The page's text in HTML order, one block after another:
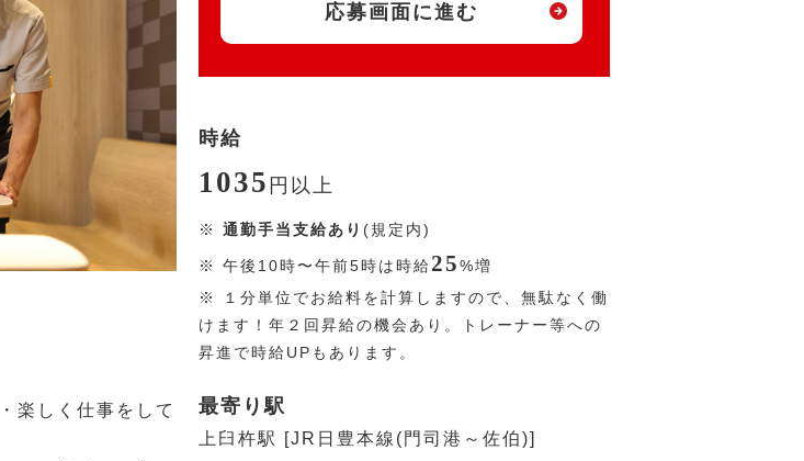
楽しく仕事をして
応募画面に進む
時給
1035 円 以上
※ 通勤手当支給あり (規定内)
※ 午後10時〜午前5時は時給25%増
※
１分単位でお給料を計算しますので、無駄なく働
けます！年２回昇給の機会あり。トレーナー等への
昇進で時給UPもあります。
最寄り駅
上臼杵駅 [JR日豊本線(門司港～佐伯)]